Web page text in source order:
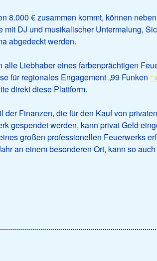
8.000 € zusammen kommt, können
DJ und musikalischer Untermalung,
abgedeckt werden.
alle Liebhaber eines farbenprächtigen
für regionales Engagement „99 Funken “
direkt diese Plattform.
der Finanzen, die für den Kauf von
gespendet werden, kann privat Geld
großen professionellen Feuerwerks
an einem besonderen Ort, kann so